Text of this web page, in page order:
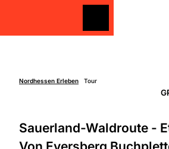
Entdecken
Nordhessen Erleben Tour
Sauerland-Waldroute -